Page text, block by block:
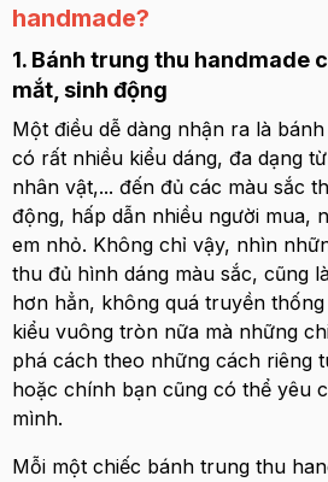
handmade?
1. Bánh trung thu handmade
mắt, sinh động
Một điều dễ dàng nhận ra là
có rất nhiều kiểu dáng, đa dạng
nhân vật,... đến đủ các màu sắc
động, hấp dẫn nhiều người mua,
em nhỏ. Không chỉ vậy, nhìn
thu đủ hình dáng màu sắc, cũng
hơn hẳn, không quá truyền
kiểu vuông tròn nữa mà những
phá cách theo những cách riêng
hoặc chính bạn cũng có thể yêu
mình.
Mỗi một chiếc bánh trung thu